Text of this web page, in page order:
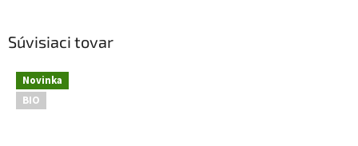
Súvisiaci tovar
Novinka
BIO